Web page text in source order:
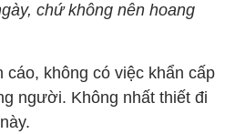
chứ không nên hoang
cáo, không có việc khẩn cấp
người. Không nhất thiết đi